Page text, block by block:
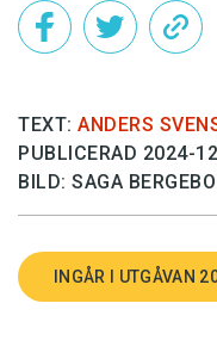
TEXT: ANDERS
PUBLICERAD 2024-
BILD: SAGA BERGEBO
INGÅR I UTGÅVAN